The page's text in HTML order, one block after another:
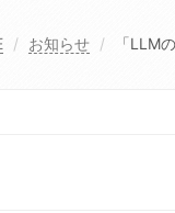
お知らせ 「LLM